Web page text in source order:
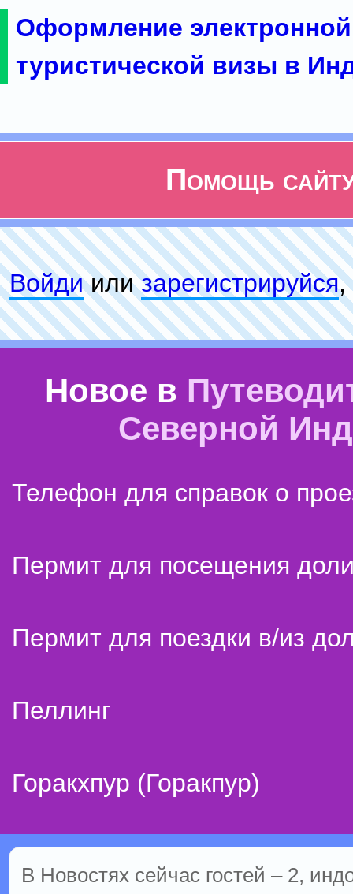
Оформление электронной
туристической визы в
Помощь
Войдиилизарeгиcтpируйся,
Новое в
Северной
Телефон для справок о
Пермит для посещения
Пермит для поездки в/из
Пеллинг
Горакхпур (Горакпур)
В Новостях сейчас гостей – 2,